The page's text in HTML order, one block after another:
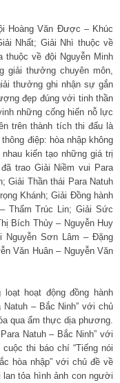
Hoàng Văn Được – Khúc
Nhất; Giải Nhì thuộc về
thuộc về đội Nguyễn Minh
giải thưởng chuyên môn,
thưởng ghi nhận sự gắn
đẹp đúng với tinh thần
những cống hiến nỗ lực
trên thành tích thi đấu là
điệp: hòa nhập không
kiến tạo những giá trị
trao Giải Niềm vui Para
Giải Thần thái Para Natuh
Khánh; Giải Đồng hành
Thẩm Trúc Lin; Giải Sức
Bích Thủy – Nguyễn Huy
Nguyễn Sơn Lâm – Đặng
Văn Huân – Nguyễn Văn
hoạt động đồng hành
– Bắc Ninh” với chủ
qua ẩm thực dịa phương.
Natuh – Bắc Ninh” với
thi báo chí “Tiếng nói
hòa nhập” với chủ đề về
tỏa hình ảnh con người